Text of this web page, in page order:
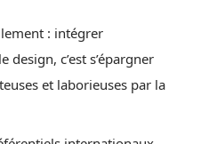
: intégrer
design, c’est s’épargner
et laborieuses par la